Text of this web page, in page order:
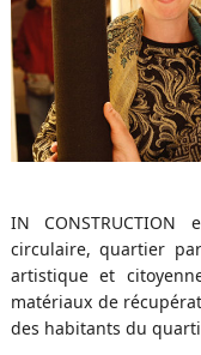
IN
circulaire, quartier
artistique et
matériaux de
des habitants du